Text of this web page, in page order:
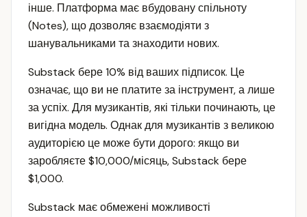
інше. Платформа має вбудовану спільноту
(Notes), що дозволяє взаємодіяти з
шанувальниками та знаходити нових.
Substack бере 10% від ваших підписок. Це
означає, що ви не платите за інструмент, а лише
за успіх. Для музикантів, які тільки починають, це
вигідна модель. Однак для музикантів з великою
аудиторією це може бути дорого: якщо ви
заробляєте $10,000/місяць, Substack бере
$1,000.
Substack має обмежені можливості